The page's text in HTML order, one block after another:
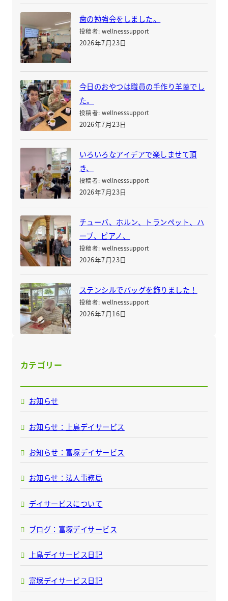
歯の勉強会をしました。
投稿者: wellnesssupport
2026年7月23日
今日のおやつは職員の手作り羊羹でし
た。
投稿者: wellnesssupport
2026年7月23日
いろいろなアイデアで楽しませて頂
き、
投稿者: wellnesssupport
2026年7月23日
チューバ、ホルン、トランペット、ハ
ープ、ピアノ、
投稿者: wellnesssupport
2026年7月23日
ステンシルでバッグを飾りました！
投稿者: wellnesssupport
2026年7月16日
カテゴリー
お知らせ
お知らせ：上島デイサービス
お知らせ：富塚デイサービス
お知らせ：法人事務局
デイサービスについて
ブログ：富塚デイサービス
上島デイサービス日記
富塚デイサービス日記